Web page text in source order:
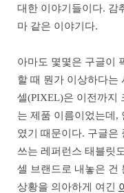
대한 이야기들이다. 감
마 같은 이야기다.
아마도 몇몇은 구글이
할 때 뭔가 이상하다는
셀(PIXEL)은 이전까지
는 제품 이름이었는데,
였기 때문이다. 구글은
쓰는 레퍼런스 태블릿
셀 브랜드로 내놓은 건
상황을 의아하게 여긴